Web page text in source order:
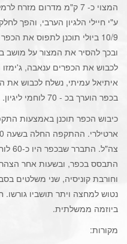
ע"י חיילי הלגיון הערבי, והפך
10/9 ביולי תוכנן לתפוס את
ובכך להסיר את המצור על מושב
לכבוש את הכפרים ענאבה, ג'ימזו
איתיאל עמיתי, נשלח לכבוש את
בכפר הוערך בכ - 70 לוחמי ליגיון.
כיבוש הכפר תוכנן באמצעות
התבסס בכפר, ובשעות אחר
וחורבת קוניסיה, שני משלטים
נטוש למחצה ויתר תושביו
ביוזמה ממשלתית.
מקורות: